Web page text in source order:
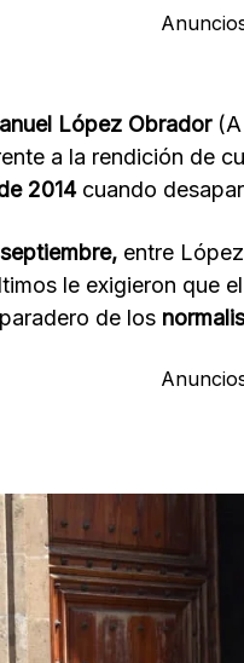
López Obrador
a la rendición de
2014 cuando
entre
le exigieron que el
de los